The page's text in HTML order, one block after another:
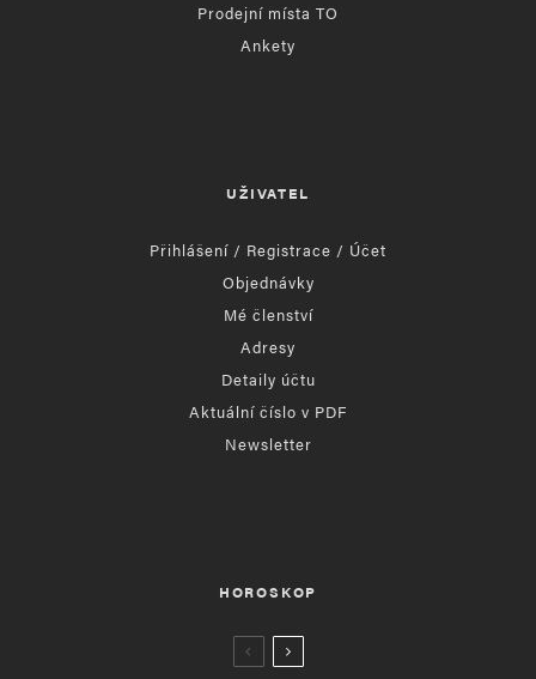
Prodejní místa TO
Ankety
UŽIVATEL
Přihlášení / Registrace / Účet
Objednávky
Mé členství
Adresy
Detaily účtu
Aktuální číslo v PDF
Newsletter
HOROSKOP